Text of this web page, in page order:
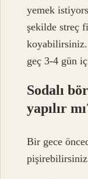
yemek
şekilde streç
koyabilirsiniz.
geç 3-4 gün
Sodalı
yapılır
Bir gece